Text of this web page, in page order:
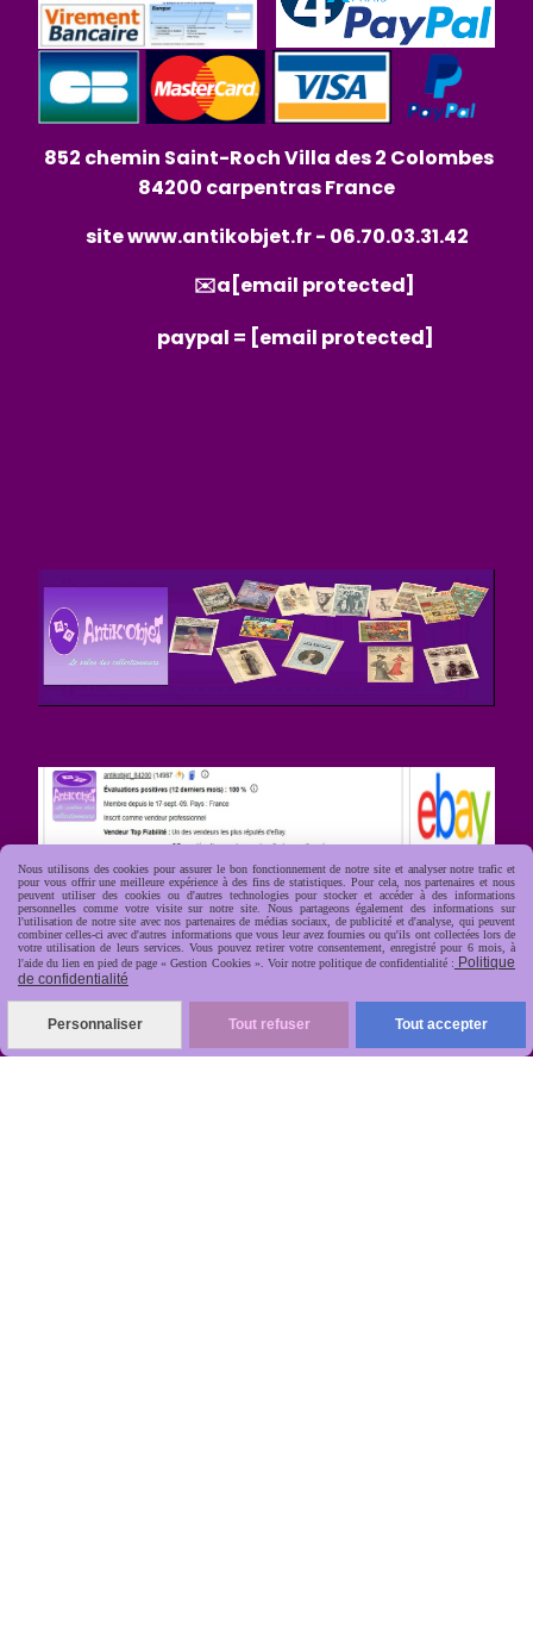
852 chemin Saint-Roch Villa des 2 Colombes
84200 carpentras France
sitewww.antikobjet.fr- 06.70.03.31.42
✉️a [email protected]
paypal = [email protected]
 Rapide, soignée, sécurisée
Nous utilisons des cookies pour assurer le bon fonctionnement de notre site et analyser notre trafic et
pour vous offrir une meilleure expérience à des fins de statistiques. Pour cela, nos partenaires et nous
peuvent utiliser des cookies ou d'autres technologies pour stocker et accéder à des informations
personnelles comme votre visite sur notre site. Nous partageons également des informations sur
l'utilisation de notre site avec nos partenaires de médias sociaux, de publicité et d'analyse, qui peuvent
combiner celles-ci avec d'autres informations que vous leur avez fournies ou qu'ils ont collectées lors de
votre utilisation de leurs services. Vous pouvez retirer votre consentement, enregistré pour 6 mois, à
l'aide du lien en pied de page « Gestion Cookies ». Voir notre politique de confidentialité : Politique
de confidentialité
Personnaliser Tout refuser Tout accepter